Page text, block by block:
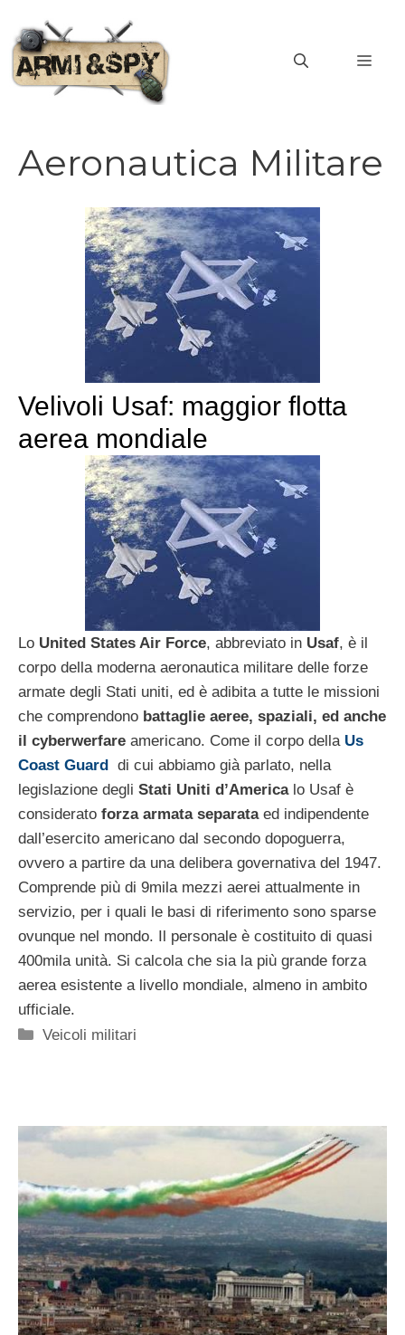
contenuto
Aeronautica Militare
Velivoli Usaf: maggior flotta
aerea mondiale
Lo United States Air Force, abbreviato in Usaf, è il
corpo della moderna aeronautica militare delle forze
armate degli Stati uniti, ed è adibita a tutte le missioni
che comprendono battaglie aeree, spaziali, ed anche
il cyberwerfare americano. Come il corpo della Us
Coast Guard di cui abbiamo già parlato, nella
legislazione degli Stati Uniti d’Americalo Usaf è
considerato forza armata separataed indipendente
dall’esercito americano dal secondo dopoguerra,
ovvero a partire da una delibera governativa del 1947.
Comprende più di 9mila mezzi aerei attualmente in
servizio, per i quali le basi di riferimento sono sparse
ovunque nel mondo. Il personale è costituito di quasi
400mila unità. Si calcola che sia la più grande forza
aerea esistente a livello mondiale, almeno in ambito
ufficiale.
Categorie
Veicoli militari